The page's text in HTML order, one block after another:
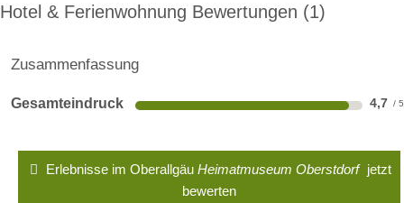
Hotel & Ferienwohnung Bewertungen 1
Zusammenfassung
Gesamteindruck 4,7
Erlebnisse im Oberallgäu Heimatmuseum Oberstdorf
jetzt
bewerten